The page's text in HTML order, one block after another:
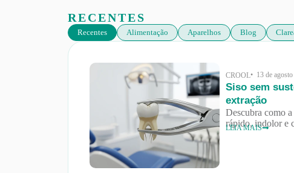
RECENTES
Alimentação Aparelhos Blog
Recentes
CROOL• 13 de
Siso sem
extração
Descubra como
rápido, indolor e
LEIA MAIS